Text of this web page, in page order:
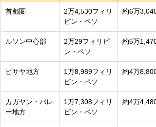
首都圏
2万4,530フィリ
ピン・ペソ
約6万3,040
ルソン中心部
2万29フィリピ
ン・ペソ
約5万1,470
ビサヤ地方
1万8,989フィリ
ピン・ペソ
約4万8,800
カガヤン・バレ
ー地方
1万7,308フィリ
ピン・ペソ
約4万4,480